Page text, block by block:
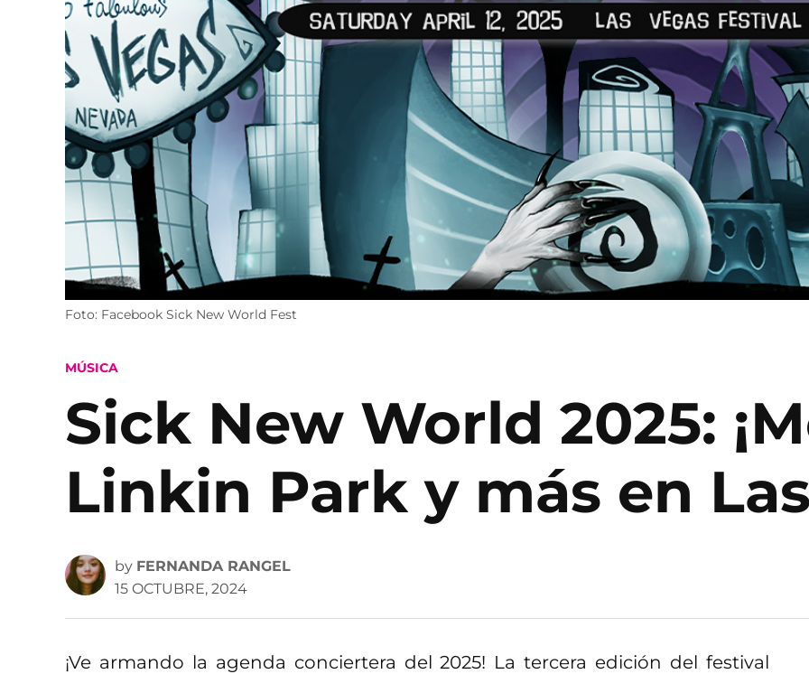
Foto: Facebook Sick New World Fest
POSTED
MÚSICA
Sick New World 2025:
Linkin Park y más en
by FERNANDA RANGEL
15 OCTUBRE, 2024
¡Ve armando la agenda conciertera del 2025! La tercera edición del festival